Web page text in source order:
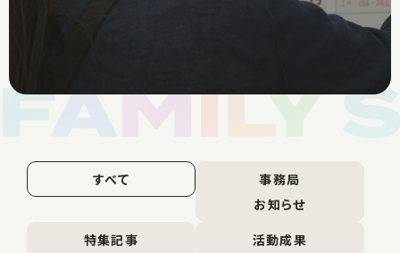
すべて
事務局
お知らせ
特集記事
活動成果